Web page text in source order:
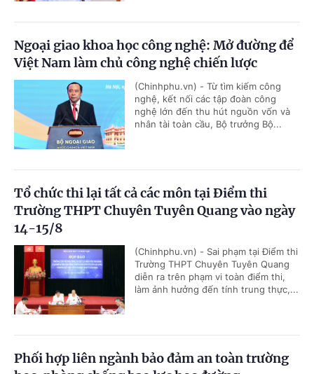
Ngoại giao khoa học công nghệ: Mở đường để
Việt Nam làm chủ công nghệ chiến lược
(Chinhphu.vn) - Từ tìm kiếm công
nghệ, kết nối các tập đoàn công
nghệ lớn đến thu hút nguồn vốn và
nhân tài toàn cầu, Bộ trưởng Bộ...
Tổ chức thi lại tất cả các môn tại Điểm thi
Trường THPT Chuyên Tuyên Quang vào ngày
14-15/8
(Chinhphu.vn) - Sai phạm tại Điểm thi
Trường THPT Chuyên Tuyên Quang
diễn ra trên phạm vi toàn điểm thi,
làm ảnh hưởng đến tính trung thực,...
Phối hợp liên ngành bảo đảm an toàn trường